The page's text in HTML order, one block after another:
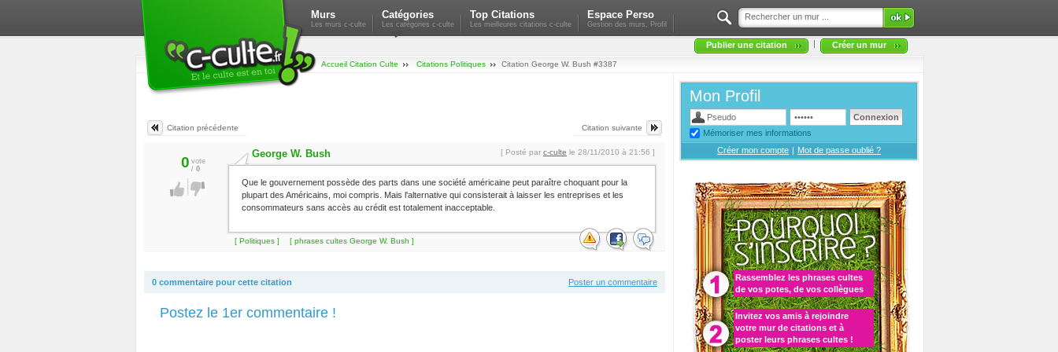
Murs
Les murs c-culte
Catégories
Les catégories c-culte
Top Citations
Les meilleures citations c-culte
Espace Perso
Gestion des murs, Profil
Publier une citation | Créer un mur
Accueil Citation Culte Citations Politiques Citation George W. Bush #3387
Citation précédente Citation suivante
0 vote
/ 0
George W. Bush [ Posté par c-culte le 28/11/2010 à 21:56 ]
Que le gouvernement possède des parts dans une société américaine peut paraître choquant pour la
plupart des Américains, moi compris. Mais l'alternative qui consisterait à laisser les entreprises et les
consommateurs sans accès au crédit est totalement inacceptable.
[ Politiques ] [ phrases cultes George W. Bush ]
0 commentaire pour cette citation Poster un commentaire
Postez le 1er commentaire !
Mon Profil
Mémoriser mes informations
Créer mon compte | Mot de passe oublié ?
Rassemblez les phrases cultes
de vos potes, de vos collègues
Invitez vos amis à rejoindre
votre mur de citations et à
poster leurs phrases cultes !